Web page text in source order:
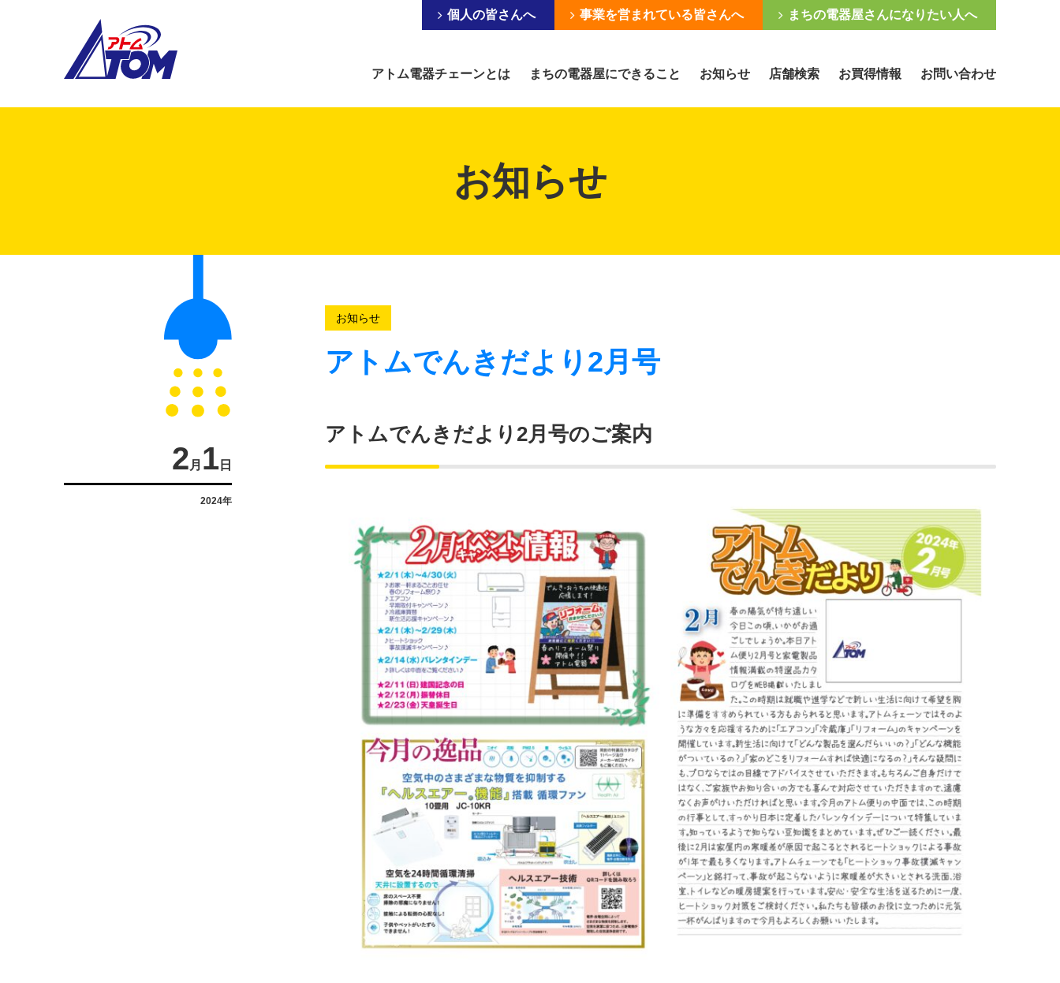
アトム電器チェーンとは まちの電器屋にできること お知らせ 店舗検索 お買得情報 お問い合わせ
個人の皆さんへ 事業を営まれている皆さんへ まちの電器屋さんになりたい人へ
お知らせ
2 月 1日
2024年
お知らせ
アトムでんきだより2月号
アトムでんきだより2月号のご案内